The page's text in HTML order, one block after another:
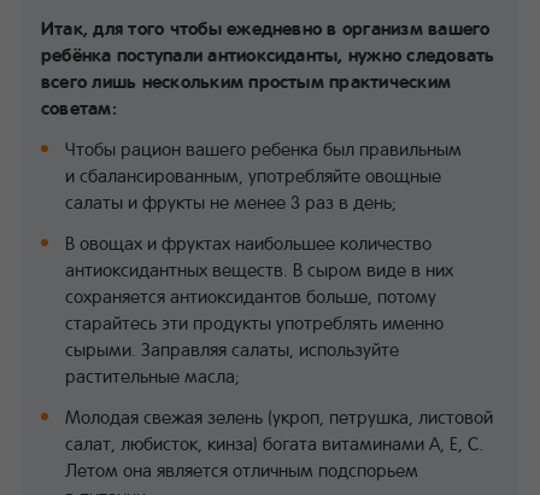
Итак, для того чтобы ежедневно в организм вашего
ребёнка поступали антиоксиданты, нужно следовать
всего лишь нескольким простым практическим
советам:
Чтобы рацион вашего ребенка был правильным
и сбалансированным, употребляйте овощные
салаты и фрукты не менее 3 раз в день;
В овощах и фруктах наибольшее количество
антиоксидантных веществ. В сыром виде в них
сохраняется антиоксидантов больше, потому
старайтесь эти продукты употреблять именно
сырыми. Заправляя салаты, используйте
растительные масла;
Молодая свежая зелень (укроп, петрушка, листовой
салат, любисток, кинза) богата витаминами А, Е, С.
Летом она является отличным подспорьем